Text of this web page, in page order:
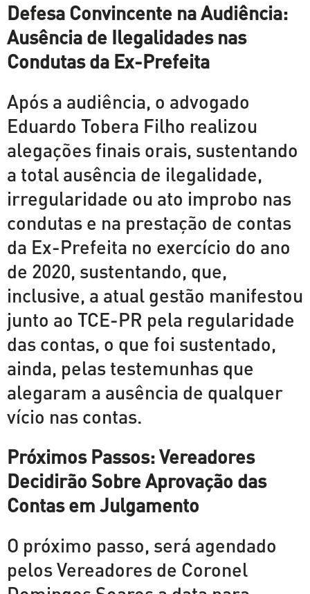
Defesa Convincente na Audiência:
Ausência de Ilegalidades nas
Condutas da Ex-Prefeita
Após a audiência, o advogado
Eduardo Tobera Filho realizou
alegações finais orais, sustentando
a total ausência de ilegalidade,
irregularidade ou ato improbo nas
condutas e na prestação de contas
da Ex-Prefeita no exercício do ano
de 2020, sustentando, que,
inclusive, a atual gestão manifestou
junto ao TCE-PR pela regularidade
das contas, o que foi sustentado,
ainda, pelas testemunhas que
alegaram a ausência de qualquer
vício nas contas.
Próximos Passos: Vereadores
Decidirão Sobre Aprovação das
Contas em Julgamento
O próximo passo, será agendado
pelos Vereadores de Coronel